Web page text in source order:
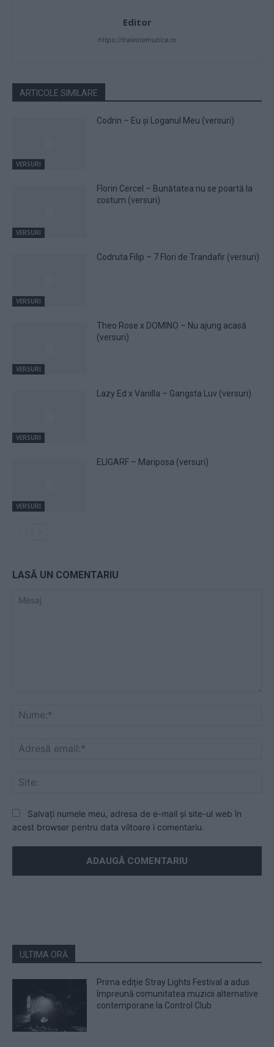
Editor
https://traiestemuzica.ro
ARTICOLE SIMILARE
VERSURI
Codrin – Eu și Loganul Meu (versuri)
VERSURI
Florin Cercel – Bunătatea nu se poartă la
costum (versuri)
VERSURI
Codruta Filip – 7 Flori de Trandafir (versuri)
VERSURI
Theo Rose x DOMINO – Nu ajung acasă
(versuri)
VERSURI
Lazy Ed x Vanilla – Gangsta Luv (versuri)
VERSURI
ELIGARF – Mariposa (versuri)
LASĂ UN COMENTARIU
Salvați numele meu, adresa de e-mail și site-ul web în
acest browser pentru data viitoare i comentariu.
ULTIMA ORĂ
Prima ediție Stray Lights Festival a adus
împreună comunitatea muzicii alternative
contemporane la Control Club